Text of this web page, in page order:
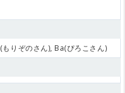
りぞのさん), Ba(ぴろこさん)